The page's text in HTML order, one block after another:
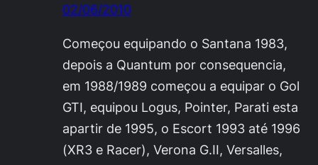
02/06/2010
Começou equipando o Santana 1983,
depois a Quantum por consequencia,
em 1988/1989 começou a equipar o Gol
GTI, equipou Logus, Pointer, Parati esta
apartir de 1995, o Escort 1993 até 1996
(XR3 e Racer), Verona G.II, Versalles,